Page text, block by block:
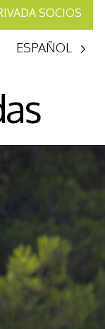
SOCIOS
ESPAÑOL